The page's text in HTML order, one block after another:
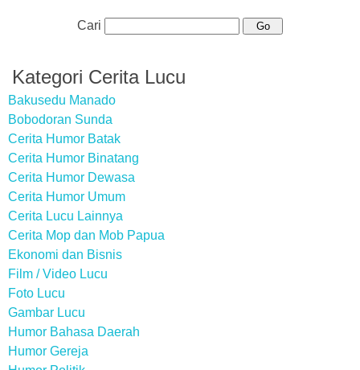
Cari
Kategori Cerita Lucu
Bakusedu Manado
Bobodoran Sunda
Cerita Humor Batak
Cerita Humor Binatang
Cerita Humor Dewasa
Cerita Humor Umum
Cerita Lucu Lainnya
Cerita Mop dan Mob Papua
Ekonomi dan Bisnis
Film / Video Lucu
Foto Lucu
Gambar Lucu
Humor Bahasa Daerah
Humor Gereja